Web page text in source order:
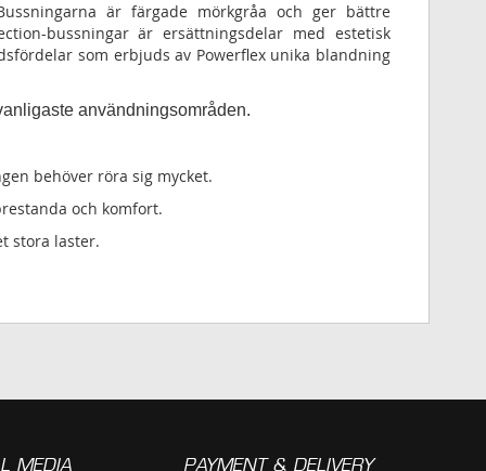
är färgade mörkgråa och ger bättre
bussningar är ersättningsdelar med estetisk
som erbjuds av Powerflex unika blandning
användningsområden.
behöver röra sig mycket.
och komfort.
stora laster.
MEDIA PAYMENT & DELIVERY